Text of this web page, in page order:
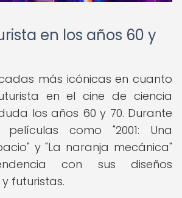
en los años 60 y
más icónicas en cuanto
en el cine de ciencia
los años 60 y 70. Durante
como "2001: Una
y "La naranja mecánica"
con sus diseños
futuristas.